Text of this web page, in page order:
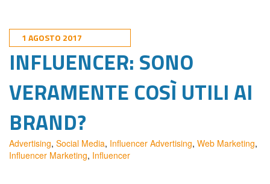
1 AGOSTO 2017
INFLUENCER: SONO
VERAMENTE COSÌ UTILI AI
BRAND?
Advertising, Social Media, Influencer Advertising, Web Marketing,
Influencer Marketing, Influencer